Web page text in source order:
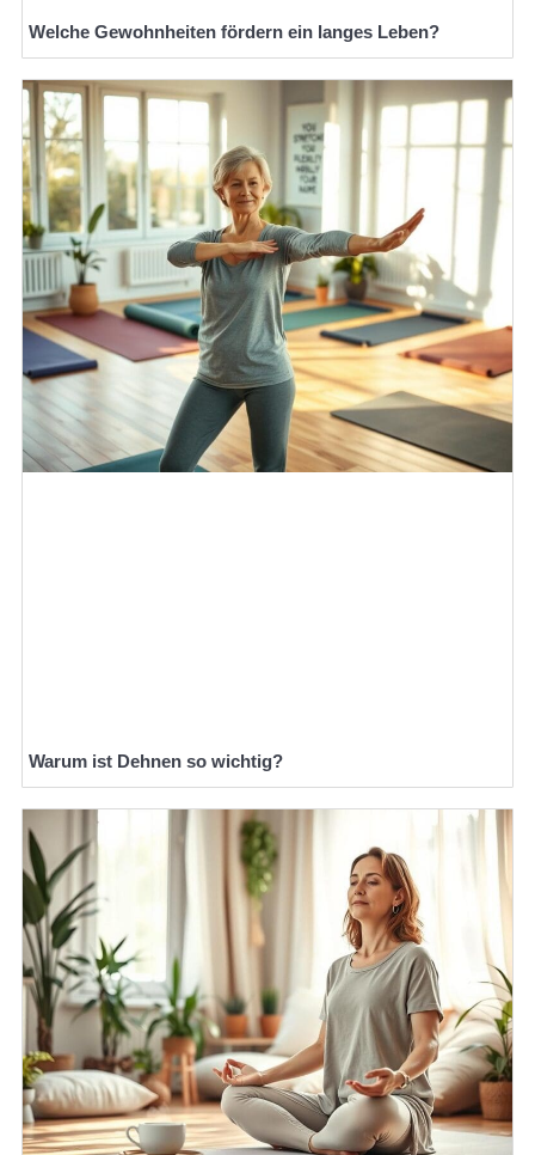
Welche Gewohnheiten fördern ein langes Leben?
Warum ist Dehnen so wichtig?